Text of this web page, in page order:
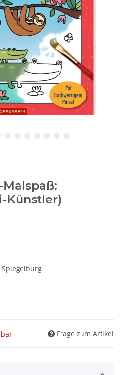
Malspaß:
Künstler)
Frage zum Artikel